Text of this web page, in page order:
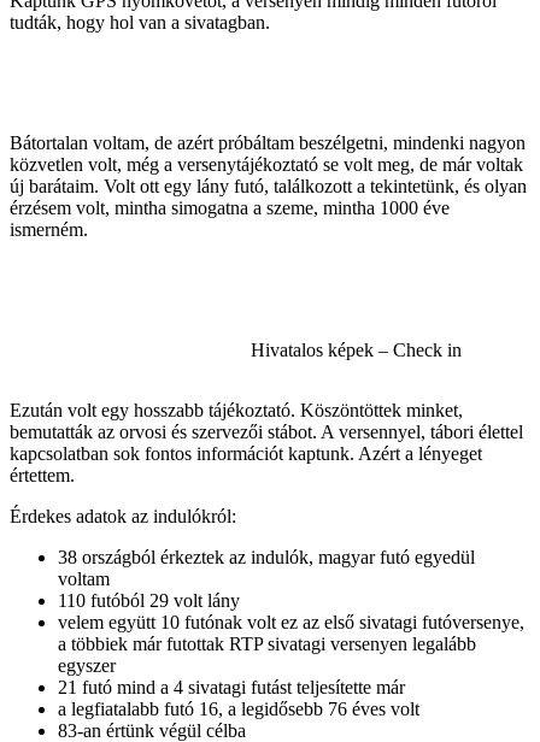
tudták, hogy hol van a sivatagban.
Bátortalan voltam, de azért próbáltam beszélgetni, mindenki nagyon
közvetlen volt, még a versenytájékoztató se volt meg, de már voltak
új barátaim. Volt ott egy lány futó, találkozott a tekintetünk, és olyan
érzésem volt, mintha simogatna a szeme, mintha 1000 éve
ismerném.
Hivatalos képek – Check in
Ezután volt egy hosszabb tájékoztató. Köszöntöttek minket,
bemutatták az orvosi és szervezői stábot. A versennyel, tábori élettel
kapcsolatban sok fontos információt kaptunk. Azért a lényeget
értettem.
Érdekes adatok az indulókról:
38 országból érkeztek az indulók, magyar futó egyedül
voltam
110 futóból 29 volt lány
velem együtt 10 futónak volt ez az első sivatagi futóversenye,
a többiek már futottak RTP sivatagi versenyen legalább
egyszer
21 futó mind a 4 sivatagi futást teljesítette már
a legfiatalabb futó 16, a legidősebb 76 éves volt
83-an értünk végül célba